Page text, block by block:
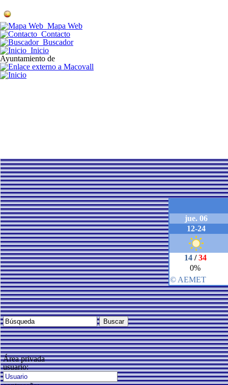
Mapa Web
Contacto
Buscador
Inicio
Ayuntamiento de
Área privada
usuario: